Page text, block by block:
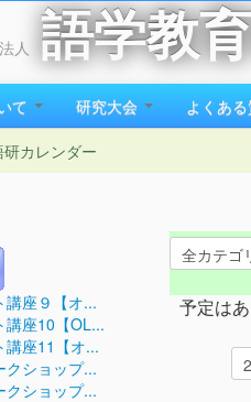
人 語学教
て 研究大会 よくあ
研カレンダー
座９【オ...
座10【OL...
座11【オ...
ショップ...
ショップ...
予定は